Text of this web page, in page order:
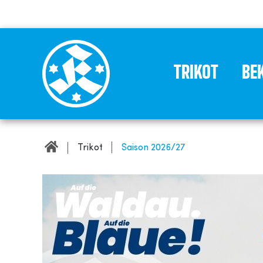
TRIKOT
Trikot Saison 2026/27